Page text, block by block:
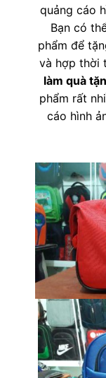
quảng cáo
Bạn có
phẩm để
và hợp thời
làm quà
phẩm rất
cáo hình